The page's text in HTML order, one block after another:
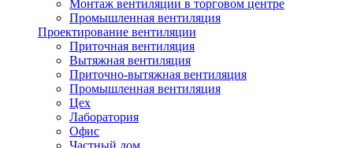
Монтаж вентиляции в торговом центре
Промышленная вентиляция
Проектирование вентиляции
Приточная вентиляция
Вытяжная вентиляция
Приточно-вытяжная вентиляция
Промышленная вентиляция
Цех
Лаборатория
Офис
Частный дом